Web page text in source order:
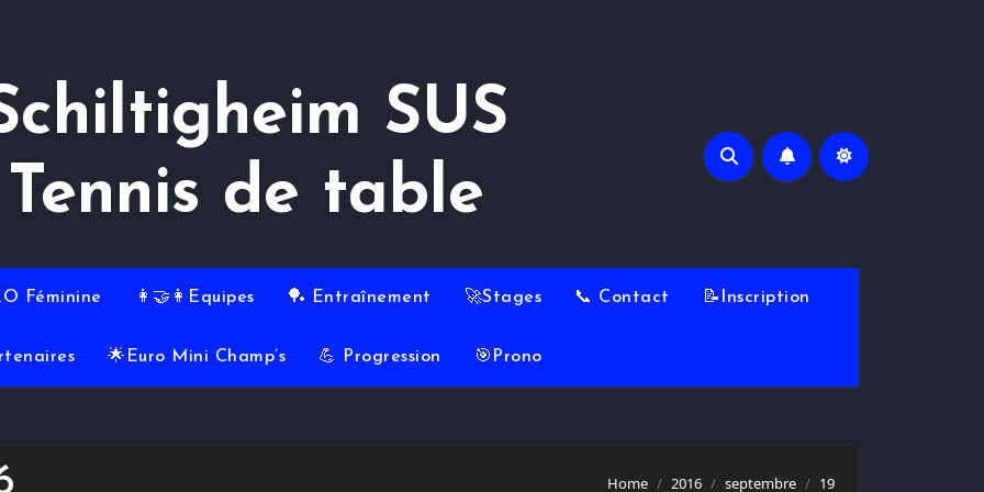
SUS
Tennis de table
Féminine 👩‍🤝‍👩Equipes 🏓 Entraînement 🚀Stages 📞 Contact 📝Inscription
🌟Euro Mini Champ’s 💪 Progression 🎯Prono
Home 2016 septembre 19